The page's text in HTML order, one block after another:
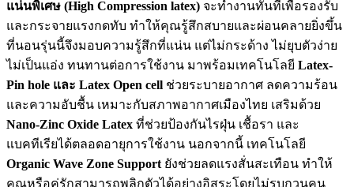
แน่นพิเศษ (High Compression latex) จะทำงานทันทีเพื่อรองรับ
และกระจายแรงกดทับ ทำให้คุณรู้สึกสบายและผ่อนคลายยิ่งขึ้น
ที่นอนรุ่นนี้จึงมอบความรู้สึกที่แน่น แต่ไม่กระด้าง ไม่ยุบตัวง่าย
ไม่เป็นแอ่ง ทนทานต่อการใช้งาน มาพร้อมเทคโนโลยี Latex-
Pin hole และ Latex Open cell ช่วยระบายอากาศ ลดความร้อน
และความอับชื้น เหมาะกับสภาพอากาศเมืองไทย เสริมด้วย
Nano-Zinc Oxide Latex ที่ช่วยป้องกันไรฝุ่น เชื้อรา และ
แบคทีเรียได้ตลอดอายุการใช้งาน นอกจากนี้ เทคโนโลยี
Organic Wave Zone Support ยังช่วยลดแรงสั่นสะเทือน ทำให้
คุณหรือคู่รักสามารถพลิกตัวได้อย่างอิสระโดยไม่รบกวนคน